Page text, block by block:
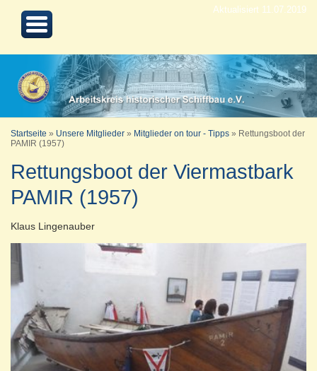
Aktualisiert 11.07.2019
Startseite » Unsere Mitglieder » Mitglieder on tour - Tipps » Rettungsboot der
PAMIR (1957)
Rettungsboot der Viermastbark
PAMIR (1957)
Klaus Lingenauber